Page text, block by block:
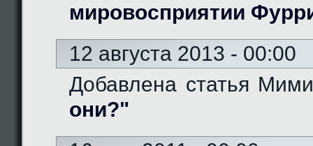
мировосприятии
12 августа 2013 - 00:00
Добавлена статья
они?"